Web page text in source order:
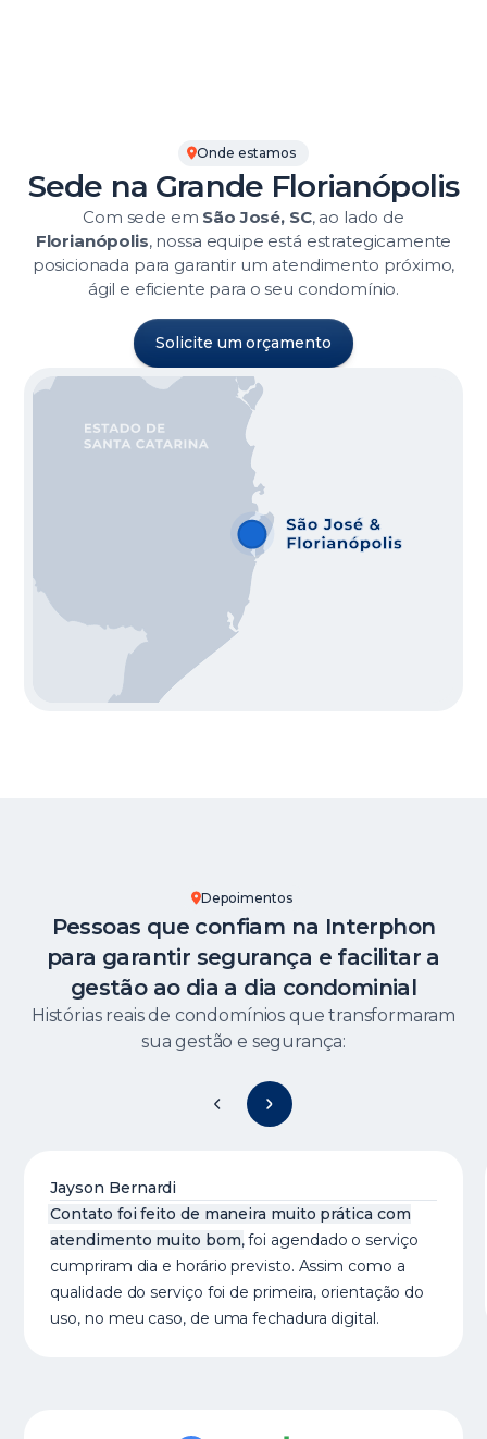
Onde estamos
Sede na Grande Florianópolis
Com sede em São José, SC, ao lado de
Florianópolis, nossa equipe está estrategicamente
posicionada para garantir um atendimento próximo,
ágil e eficiente para o seu condomínio.
Solicite um orçamento
Depoimentos
Pessoas que confiam na Interphon
para garantir segurança e facilitar a
gestão ao dia a dia condominial
Histórias reais de condomínios que transformaram
sua gestão e segurança:
Jayson Bernardi
Contato foi feito de maneira muito prática com
atendimento muito bom, foi agendado o serviço
cumpriram dia e horário previsto. Assim como a
qualidade do serviço foi de primeira, orientação do
uso, no meu caso, de uma fechadura digital.